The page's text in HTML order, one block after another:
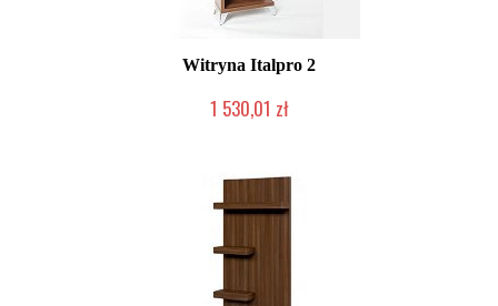
Witryna Italpro 2
1 530,01 zł